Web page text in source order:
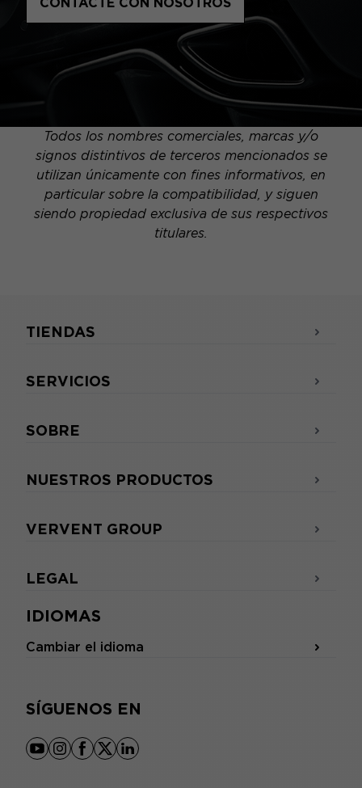
CONTACTE CON NOSOTROS
Todos los nombres comerciales, marcas y/o
signos distintivos de terceros mencionados se
utilizan únicamente con fines informativos, en
particular sobre la compatibilidad, y siguen
siendo propiedad exclusiva de sus respectivos
titulares.
IDIOMAS
Cambiar el idioma
SÍGUENOS EN
youtube
instagram
facebook
x linkedin
TIENDAS
SERVICIOS
SOBRE
NUESTROS PRODUCTOS
VERVENT GROUP
LEGAL